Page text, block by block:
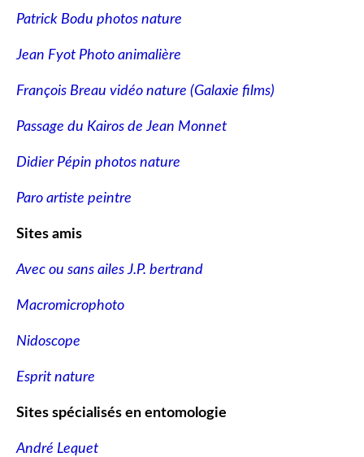
Patrick Bodu photos nature
Jean Fyot Photo animalière
François Breau vidéo nature (Galaxie films)
Passage du Kairos de Jean Monnet
Didier Pépin photos nature
Paro artiste peintre
Sites amis
Avec ou sans ailes J.P. bertrand
Macromicrophoto
Nidoscope
Esprit nature
Sites spécialisés en entomologie
André Lequet